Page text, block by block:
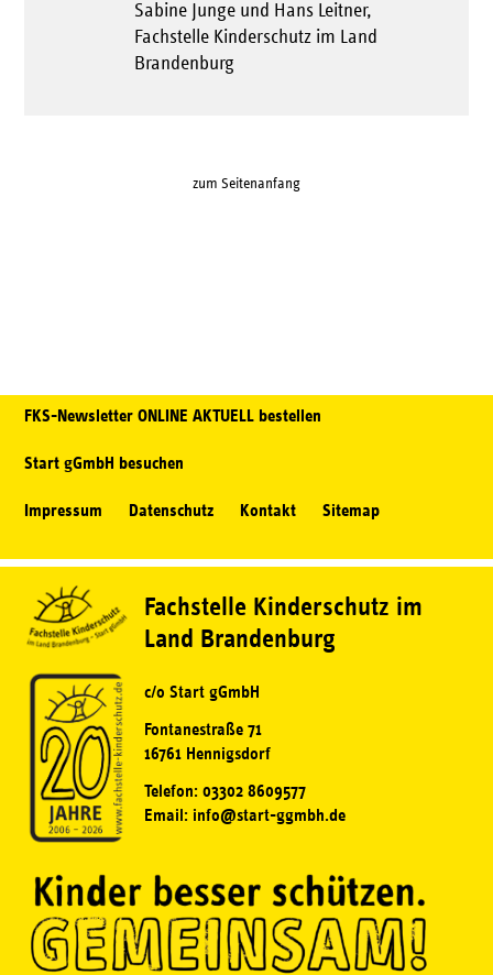
Sabine Junge und Hans Leitner,
Fachstelle Kinderschutz im Land
Brandenburg
zum Seitenanfang
FKS-Newsletter ONLINE AKTUELL bestellen
Start gGmbH besuchen
Impressum Datenschutz Kontakt Sitemap
Fachstelle Kinderschutz im
Land Brandenburg
c/o Start gGmbH
Fontanestraße 71
16761 Hennigsdorf
Telefon: 03302 8609577
Email: info@start-ggmbh.de